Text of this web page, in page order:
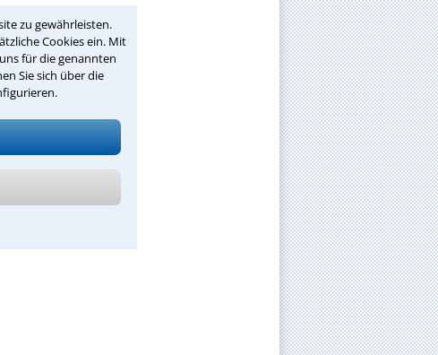
zu gewährleisten.
Cookies ein. Mit
für die genannten
Sie sich über die